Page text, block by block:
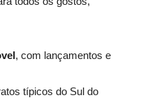
, com lançamentos e
típicos do Sul do